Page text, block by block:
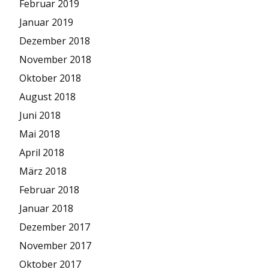
Februar 2019
Januar 2019
Dezember 2018
November 2018
Oktober 2018
August 2018
Juni 2018
Mai 2018
April 2018
März 2018
Februar 2018
Januar 2018
Dezember 2017
November 2017
Oktober 2017